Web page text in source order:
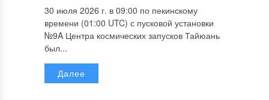
30 июля 2026 г. в 09:00 по пекинскому
времени (01:00 UTC) с пусковой установки
№9A Центра космических запусков Тайюань
был...
Далее